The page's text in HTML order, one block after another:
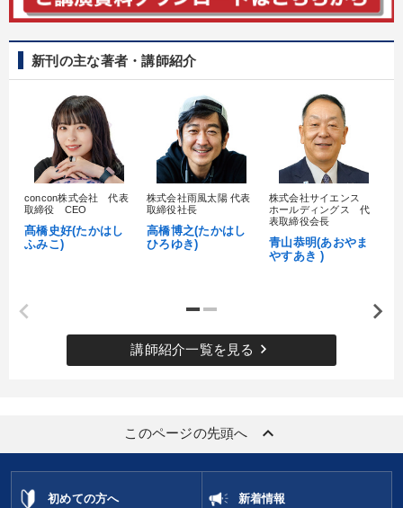
新事業・新商品づくり パフォーマンス向上
財務・数字力の向上 業績を伸ばしたい
キーワード
IT・デジタル活用 企業文化 インフレ対策・値上げ
インバウンド 相続・事業承継 リピート
※「更新」を押すと「カテゴリー」「目的別」「キーワード」を更新いただけます。
local_offer
早分かり プロ経営者 FCビジネス 経営計画
新刊の主な著者・講師紹介
concon株式会社 代表
取締役 CEO
髙橋史好(たかはし
ふみこ)
株式会社雨風太陽 代表
取締役社長
高橋博之(たかはし
ひろゆき)
株式会社サイエンス
ホールディングス 代
表取締役会長
青山恭明(あおやま
やすあき )
講師紹介一覧を見る keyboard_arrow_right
このページの先頭へ keyboard_arrow_up
初めての方へ 新着情報